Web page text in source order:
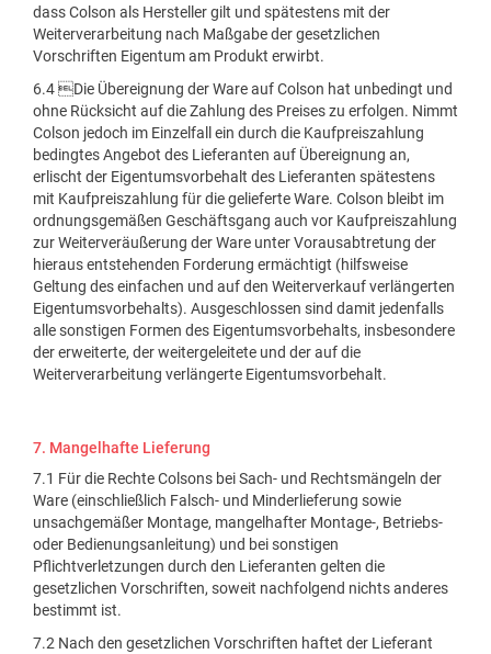
dass Colson als Hersteller gilt und spätestens mit der
Weiterverarbeitung nach Maßgabe der gesetzlichen
Vorschriften Eigentum am Produkt erwirbt.
6.4 Die Übereignung der Ware auf Colson hat unbedingt und
ohne Rücksicht auf die Zahlung des Preises zu erfolgen. Nimmt
Colson jedoch im Einzelfall ein durch die Kaufpreiszahlung
bedingtes Angebot des Lieferanten auf Übereignung an,
erlischt der Eigentumsvorbehalt des Lieferanten spätestens
mit Kaufpreiszahlung für die gelieferte Ware. Colson bleibt im
ordnungsgemäßen Geschäftsgang auch vor Kaufpreiszahlung
zur Weiterveräußerung der Ware unter Vorausabtretung der
hieraus entstehenden Forderung ermächtigt (hilfsweise
Geltung des einfachen und auf den Weiterverkauf verlängerten
Eigentumsvorbehalts). Ausgeschlossen sind damit jedenfalls
alle sonstigen Formen des Eigentumsvorbehalts, insbesondere
der erweiterte, der weitergeleitete und der auf die
Weiterverarbeitung verlängerte Eigentumsvorbehalt.
7. Mangelhafte Lieferung
7.1 Für die Rechte Colsons bei Sach- und Rechtsmängeln der
Ware (einschließlich Falsch- und Minderlieferung sowie
unsachgemäßer Montage, mangelhafter Montage-, Betriebs-
oder Bedienungsanleitung) und bei sonstigen
Pflichtverletzungen durch den Lieferanten gelten die
gesetzlichen Vorschriften, soweit nachfolgend nichts anderes
bestimmt ist.
7.2 Nach den gesetzlichen Vorschriften haftet der Lieferant